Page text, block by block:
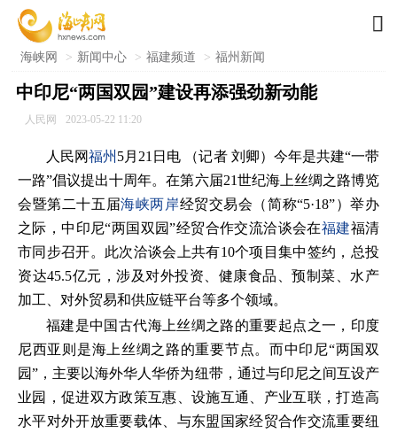

海峡网 > 新闻中心 > 福建频道 > 福州新闻
中印尼“两国双园”建设再添强劲新动能
人民网 2023-05-22 11:20
人民网福州 5月21日电 （记者 刘卿）今年是共建“一带
一路”倡议提出十周年。在第六届21世纪海上丝绸之路博览
会暨第二十五届海峡两岸经贸交易会（简称“5·18”）举办
之际，中印尼“两国双园”经贸合作交流洽谈会在福建福清
市同步召开。此次洽谈会上共有10个项目集中签约，总投
资达45.5亿元，涉及对外投资、健康食品、预制菜、水产
加工、对外贸易和供应链平台等多个领域。
福建是中国古代海上丝绸之路的重要起点之一，印度
尼西亚则是海上丝绸之路的重要节点。而中印尼“两国双
园”，主要以海外华人华侨为纽带，通过与印尼之间互设产
业园，促进双方政策互惠、设施互通、产业互联，打造高
水平对外开放重要载体、与东盟国家经贸合作交流重要纽